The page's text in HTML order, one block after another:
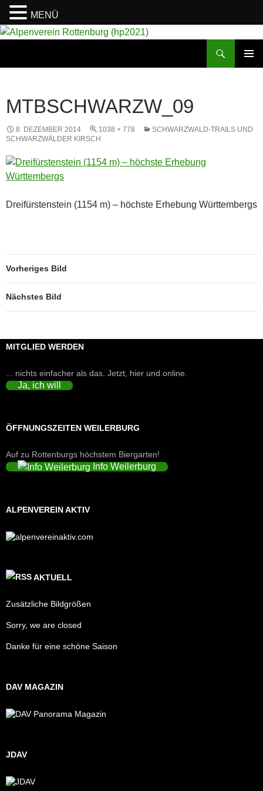
MTBSCHWARZW_09
8. DEZEMBER 2014 1038 × 778
SCHWARZWALD-TRAILS UND
SCHWARZWÄLDER KIRSCH
Dreifürstenstein (1154 m) – höchste Erhebung Württembergs
Vorheriges Bild
Nächstes Bild
MITGLIED WERDEN
... nichts einfacher als das. Jetzt, hier und online.
Ja, ich will
ÖFFNUNGSZEITEN WEILERBURG
Auf zu Rottenburgs höchstem Biergarten!
Info Weilerburg
ALPENVEREIN AKTIV
AKTUELL
Zusätzliche Bildgrößen
Sorry, we are closed
Danke für eine schöne Saison
DAV MAGAZIN
JDAV
MENÜ